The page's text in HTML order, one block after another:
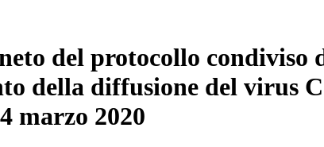
del protocollo condiviso
della diffusione del virus
marzo 2020